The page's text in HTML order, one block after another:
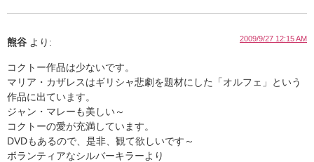
熊谷 より: 2009/9/27 12:15 AM
コクトー作品は少ないです。
マリア・カザレスはギリシャ悲劇を題材にした「オルフェ」という
作品に出ています。
ジャン・マレーも美しい～
コクトーの愛が充満しています。
DVDもあるので、是非、観て欲しいです～
ボランティアなシルバーキラーより